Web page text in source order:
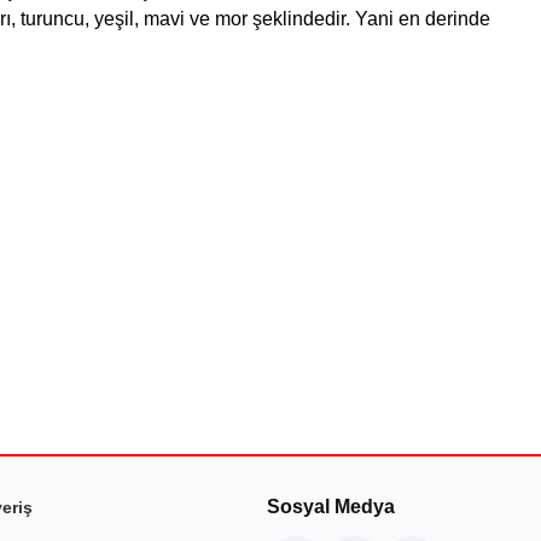
turuncu, yeşil, mavi ve mor şeklindedir. Yani en derinde
Sosyal Medya